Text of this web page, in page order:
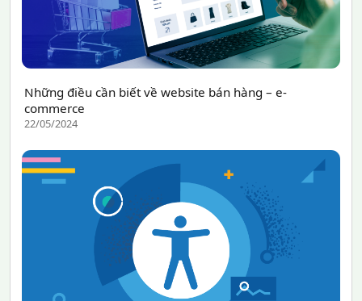
Những điều cần biết về website bán hàng – e-
commerce
22/05/2024